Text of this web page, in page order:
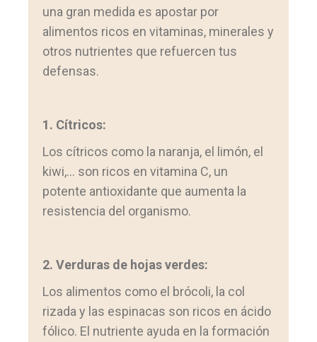
una gran medida es apostar por
alimentos ricos en vitaminas, minerales y
otros nutrientes que refuercen tus
defensas.
1. Cítricos:
Los cítricos como la naranja, el limón, el
kiwi,… son ricos en vitamina C, un
potente antioxidante que aumenta la
resistencia del organismo.
2. Verduras de hojas verdes:
Los alimentos como el brócoli, la col
rizada y las espinacas son ricos en ácido
fólico. El nutriente ayuda en la formación